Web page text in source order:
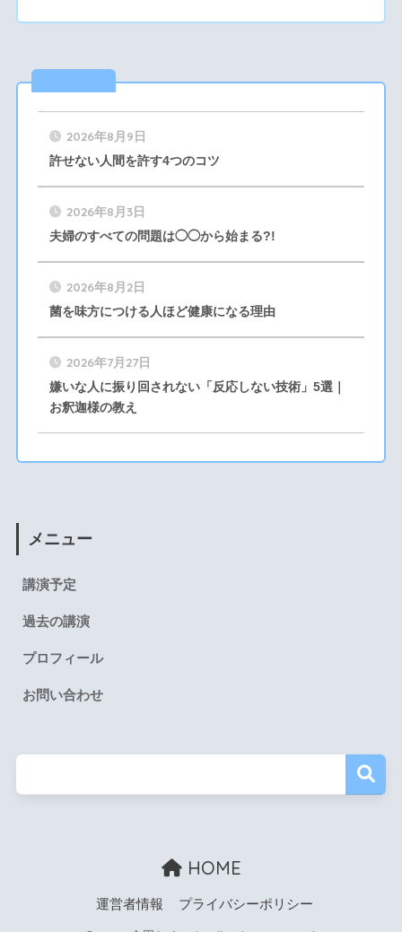
2026年8月9日
許せない人間を許す4つのコツ
2026年8月3日
夫婦のすべての問題は◯◯から始まる?!
2026年8月2日
菌を味方につける人ほど健康になる理由
2026年7月27日
嫌いな人に振り回されない「反応しない技術」5選｜
お釈迦様の教え
メニュー
講演予定
過去の講演
プロフィール
お問い合わせ
HOME
運営者情報 プライバシーポリシー